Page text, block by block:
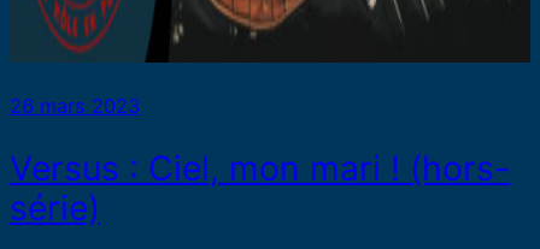
26 mars 2023
Versus : Ciel, mon mari ! (hors-
série)